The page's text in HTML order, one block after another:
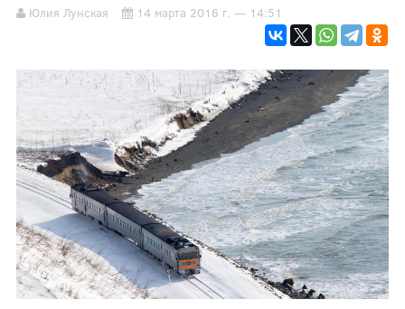
Юлия Лунская 14 марта 2016 г. — 14:51